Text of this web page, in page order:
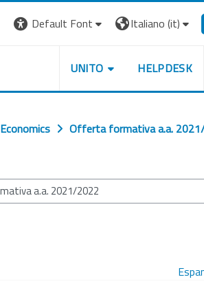
Default Font
Italiano ‎(it)‎
UNITO HELPDESK
Economics Offerta formativa a.a.